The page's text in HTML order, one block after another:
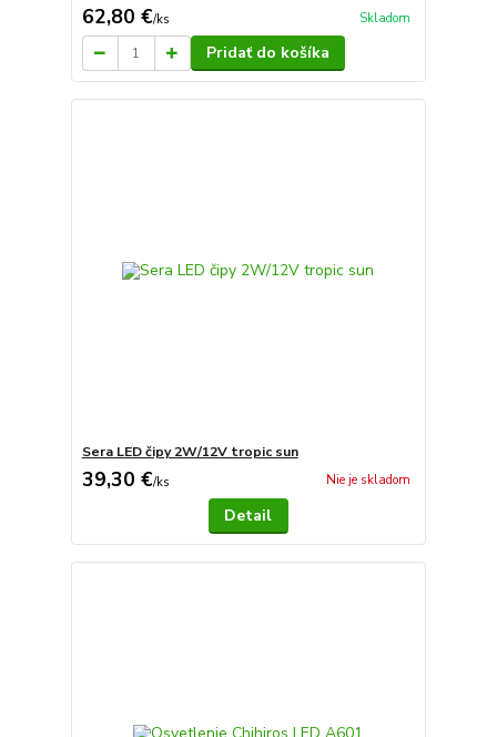
62,80 €/ks Skladom
Pridať do košíka
Sera LED čipy 2W/12V tropic sun
39,30 €/ks Nie je skladom
Detail